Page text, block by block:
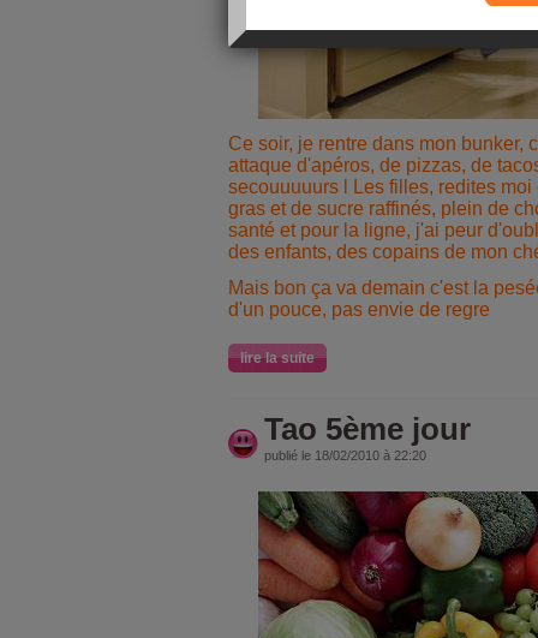
Ce soir, je rentre dans mon bunker,
attaque d'apéros, de pizzas, de
secouuuuurs l Les filles, redites
gras et de sucre raffinés, plein de
santé et pour la ligne, j'ai peur
des enfants, des copains de mon
Mais bon ça va demain c'est la
d'un pouce, pas envie de regre
lire la suite
Tao 5ème jour
publié le 18/02/2010 à 22:20